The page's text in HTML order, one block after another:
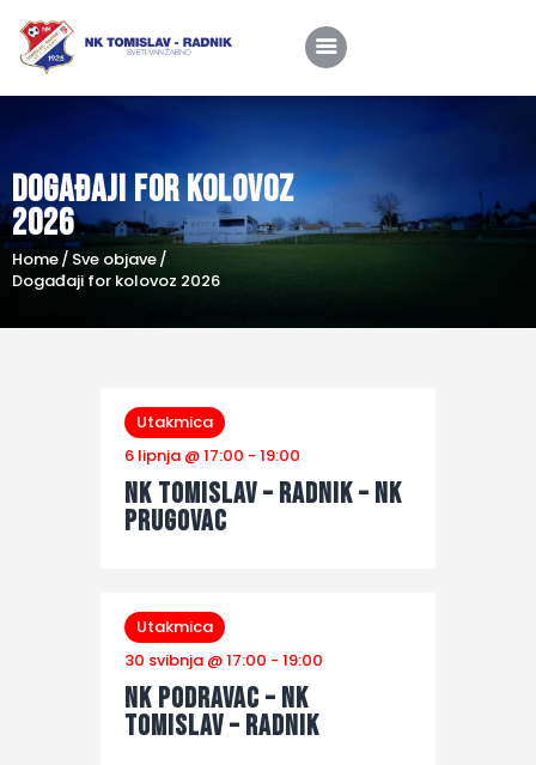
Događaji for kolovoz
2026
Home
Sve objave
Događaji for kolovoz 2026
Home
O nama
Utakmice
Škola nogometa
Shop
Kontakt
Utakmica
6 lipnja @ 17:00 - 19:00
NK Tomislav – Radnik – NK
Prugovac
Utakmica
30 svibnja @ 17:00 - 19:00
NK Podravac – NK
Tomislav – Radnik